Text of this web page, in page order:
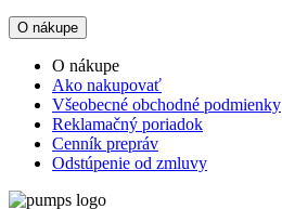
O nákupe
O nákupe
Ako nakupovať
Všeobecné obchodné podmienky
Reklamačný poriadok
Cenník prepráv
Odstúpenie od zmluvy